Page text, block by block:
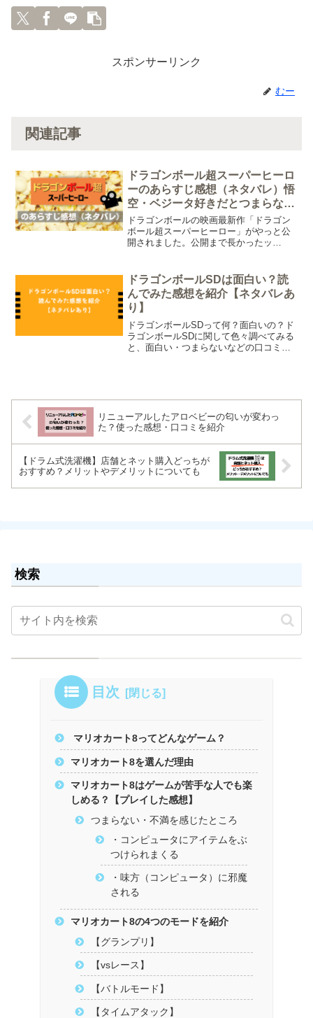
スポンサーリンク
むー
関連記事
ドラゴンボール超スーパーヒーロ
ーのあらすじ感想（ネタバレ）悟
空・ベジータ好きだとつまらない
かな￼
ドラゴンボールの映画最新作「ドラゴン
ボール超スーパーヒーロー」がやっと公
開されました。公開まで長かったッ
レ含む）と感想を書いていきます。最初
にざっくり感想を言っちゃう...
ドラゴンボールSDは面白い？読
んでみた感想を紹介【ネタバレあ
り】
ドラゴンボールSDって何？面白いの？ド
ラゴンボールSDに関して色々調べてみる
と、面白い・つまらないなどの口コミが
リニューアルしたアロベビーの匂いが変わっ
た？使った感想・口コミを紹介
【ドラム式洗濯機】店舗とネット購入どっちが
おすすめ？メリットやデメリットについても
検索
目次
マリオカート8ってどんなゲーム？
マリオカート8を選んだ理由
マリオカート8はゲームが苦手な人でも楽
しめる？【プレイした感想】
つまらない・不満を感じたところ
・コンピュータにアイテムをぶ
つけられまくる
・味方（コンピュータ）に邪魔
される
マリオカート8の4つのモードを紹介
【グランプリ】
【vsレース】
【バトルモード】
【タイムアタック】